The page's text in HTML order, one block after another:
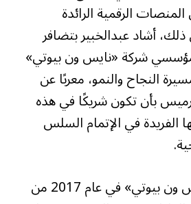
الرقمية الرائدة
أشاد عبدالخبير بتضافر
شركة «نايس ون بيوتي»
النجاح والنمو، معربًا عن
بأن تكون شريكًا في هذه
الفريدة في الإتمام السلس
تأسست شركة «نايس ون بيوتي» في عام 2017 من